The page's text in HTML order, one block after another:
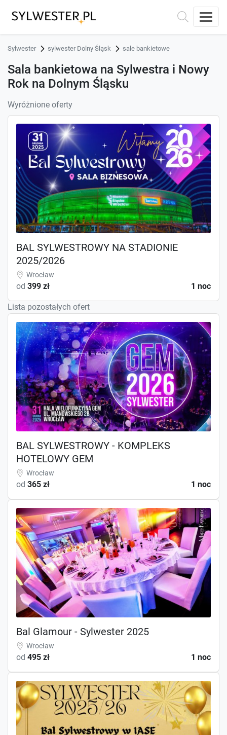
Sylwester sylwester Dolny Śląsk sale bankietowe
Sala bankietowa na Sylwestra i Nowy
Rok na Dolnym Śląsku
Wyróżnione oferty
BAL SYLWESTROWY NA STADIONIE
2025/2026
Wrocław
od 399 zł 1 noc
Lista pozostałych ofert
BAL SYLWESTROWY - KOMPLEKS
HOTELOWY GEM
Wrocław
od 365 zł 1 noc
Bal Glamour - Sylwester 2025
Wrocław
od 495 zł 1 noc